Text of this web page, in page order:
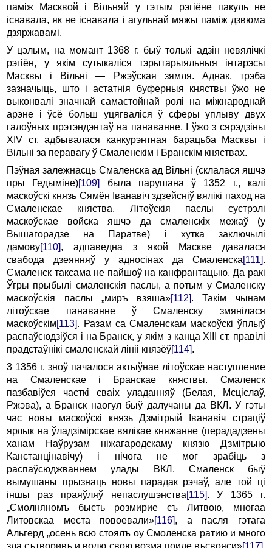
паміж Масквой i Вільняй у гэтым рэгіёне пакуль не
існавала, як не існавала i агульнай мяжы паміж дзвюма
дзяржавамі.
У цэлым, на момант 1368 г. быў толькі адзін невялічкі
рэгіён, у якім сутыкаліся тэрытарыяльныя інтарэсы
Маск­вы i Вільні — Ржэўская зямля. Аднак, трэба
зазначыць, што i астатнія буферныя княствы ўжо не
выконвалі значнай самастойнай ролі на міжнароднай
арэне i ўсё больш уцягваліся ў сферы уплыву двух
галоўных прэтэндэнтаў на панаванне. I ўжо з сярэдзіны
XIV ст. адбывалася канкурэнтная барацьба Масквы i
Вільні за перавагу ў Смаленскім i Бранскім княствах.
Пэўная залежнасць Смаленска ад Вільні (склалася яшчэ
пры Гедыміне)[109]
была парушана ў 1352 г., калі
маскоўскі князь Сямён Іванавіч здзейсніў вялікі паход на
Смаленскае княства. Літоўскія паслы сустрэлі
маскоўскае войска яшчэ да смаленскіх межаў (у
Вышагорадзе на Паратве) i хутка заключылі
дамову[110], адпаведна з якой Маскве давалася
свабода дзеянняў у адносінах да Смаленска[111].
Смаленск таксама не пайшоў на канфрантацыю. Да ракі
Ўгры прыбылі смаленскія паслы, а потым у Смаленску
маскоўскія паслы „миръ взяша»[112]. Такім чынам
літоўскае панаванне ў Сма­ленску змянілася
маскоўскім[113]. Разам ca Смаленскам маскоўскі ўплыў
распаўсюдзіўся i на Бранск, у якім з канца XIII ст. правілі
прадстаўнікі смаленскай лініі князёў[114].
3 1356 г. зноў пачалося актыўнае літоўскае наступ­ление
на Смаленскае i Бранскае княствы. Смаленск
пазбавіўся часткі сваіх уладанняў (Белая, Мсціслаў,
Ржэва), a Бранск наогул быў далучаны да ВКЛ. У гэты
час новы маскоўскі князь Дзмітрый Іванавіч страціў
ярлык на ўладзімірскае вялікае княжанне (перададзены
ханам Наўрузам ніжагародскаму князю Дзмітрыю
Канстанцінавічу) i нічога не мог зрабіць з
распаўсюджваннем улады ВКЛ. Смаленск быў
вымушаны прызнаць новы парадак рэчаў, але той ці
іншы раз праяўляў непаслушэнства[115]. У 1365 г.
„Смолняномъ бысть розмирие съ Лит­вою, многаа
Литовскаа места повоевали»[116], а пасля гэтага
Альгерд „осень всю стоялъ оу Смоленска ратию и много
зла сътворивъ и волю свою возма поиде въсвояси»[117]